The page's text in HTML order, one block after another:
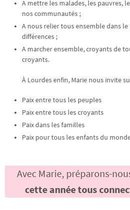
A mettre les malades, les pauvres,
nos communautés ;
A nous relier tous ensemble dans le
différences ;
A marcher ensemble, croyants de
croyants.
À Lourdes enfin, Marie nous invite
Paix entre tous les peuples
Paix entre tous les croyants
Paix dans les familles
Paix pour tous les enfants du
Avec Marie, préparons-
cette année tous